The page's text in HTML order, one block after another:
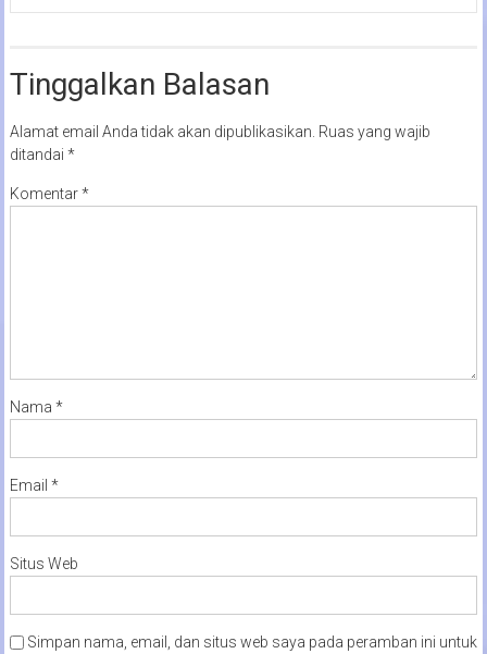
Tinggalkan Balasan
Alamat email Anda tidak akan dipublikasikan. Ruas yang wajib
ditandai *
Komentar*
Nama *
Email *
Situs Web
Simpan nama, email, dan situs web saya pada peramban ini untuk